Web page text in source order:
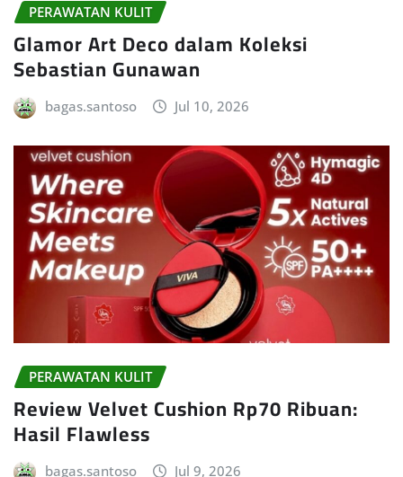
PERAWATAN KULIT
Glamor Art Deco dalam Koleksi
Sebastian Gunawan
bagas.santoso Jul 10, 2026
PERAWATAN KULIT
Review Velvet Cushion Rp70 Ribuan:
Hasil Flawless
bagas.santoso Jul 9, 2026